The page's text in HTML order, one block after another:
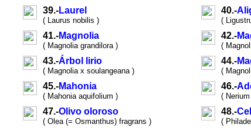
39.-Laurel
( Laurus nobilis )
40.-
(
41.-Magnolia
( Magnolia grandilora )
42.-
(
43.-Árbol lirio
( Magnolia x soulangeana )
44.-
(
45.-Mahonia
( Mahonia aquifolium )
46.-
(
47.-Olivo oloroso
( Olea (= Osmanthus) fragrans )
48.-
(